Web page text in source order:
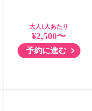
大人
¥2,500〜
予約に進む